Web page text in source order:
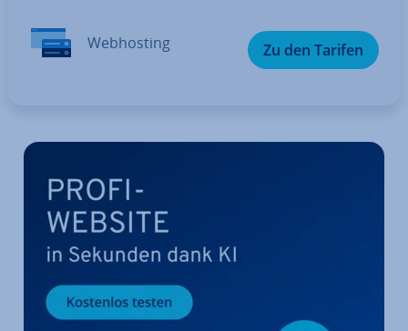
Web­hos­ting Zu den Tarifen